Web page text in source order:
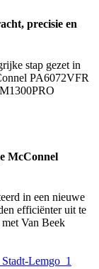
precisie en
stap gezet in
PA6072VFR
McConnel
in een nieuwe
efficiënter uit te
Van Beek